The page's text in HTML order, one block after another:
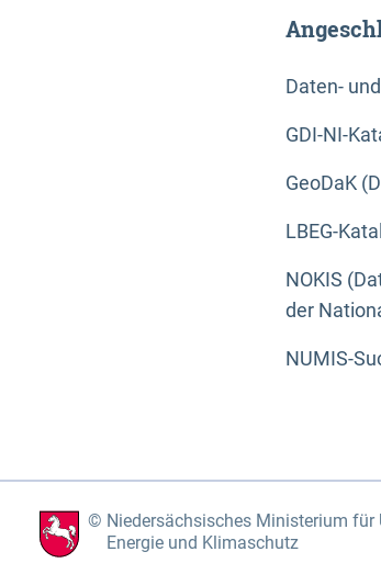
Daten-
GDI-NI-
GeoDaK
LBEG-
NOKIS
der
NUMIS-
Niedersächsisches Ministerium für
Energie und Klimaschutz